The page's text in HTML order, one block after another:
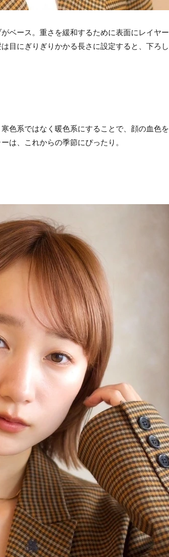
ベース。重さを緩和するために表面にレイヤー
目にぎりぎりかかる長さに設定すると、下ろし
色系ではなく暖色系にすることで、顔の血色を
は、これからの季節にぴったり。